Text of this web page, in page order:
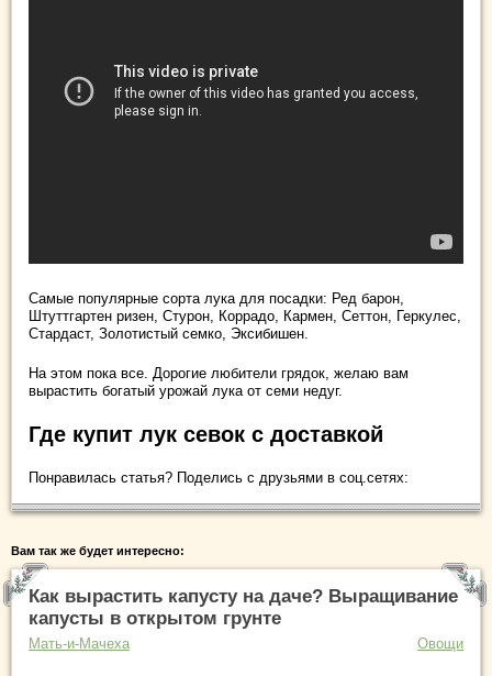
Самые популярные сорта лука для посадки: Ред барон,
Штуттгартен ризен, Стурон, Коррадо, Кармен, Сеттон, Геркулес,
Стардаст, Золотистый семко, Эксибишен.
На этом пока все. Дорогие любители грядок, желаю вам
вырастить богатый урожай лука от семи недуг.
Где купит лук севок с доставкой
Понравилась статья? Поделись с друзьями в соц.сетях:
Вам так же будет интересно:
Как вырастить капусту на даче? Выращивание
капусты в открытом грунте
Мать-и-Мачеха Овощи